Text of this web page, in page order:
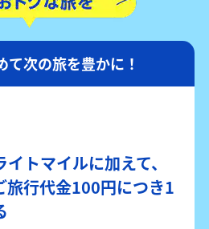
て次の旅を豊かに！
トマイルに加えて、
旅行代金100円につき1